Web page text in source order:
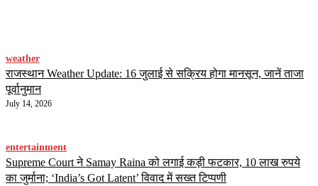
weather
राजस्थान Weather Update: 16 जुलाई से सक्रिय होगा मानसून, जानें ताजा
पूर्वानुमान
July 14, 2026
entertainment
Supreme Court ने Samay Raina को लगाई कड़ी फटकार, 10 लाख रुपये
का जुर्माना; ‘India’s Got Latent’ विवाद में सख्त टिप्पणी